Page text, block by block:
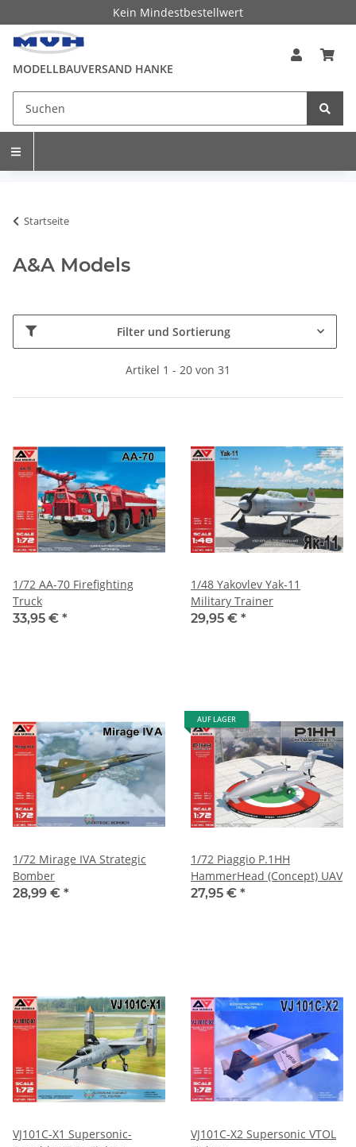
Kein Mindestbestellwert
MODELLBAUVERSAND HANKE
Startseite
A&A Models
Filter und Sortierung
Artikel 1 - 20 von 31
1/72 AA-70 Firefighting
Truck
33,95 € *
1/48 Yakovlev Yak-11
Military Trainer
29,95 € *
1/72 Mirage IVA Strategic
Bomber
28,99 € *
AUF LAGER
1/72 Piaggio P.1HH
HammerHead (Concept) UAV
27,95 € *
VJ101C-X1 Supersonic-
VJ101C-X2 Supersonic VTOL